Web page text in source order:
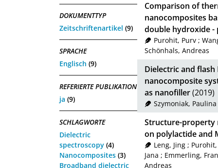
DOKUMENTTYP
Zeitschriftenartikel (9)
SPRACHE
Englisch (9)
REFERIERTE PUBLIKATION
ja (9)
SCHLAGWORTE
Dielectric
spectroscopy (4)
Nanocomposites (3)
Broadband dielectric
Comparison of
nanocomposites
double hydroxide
Purohit, Purv;
Schönhals, Andreas
Dielectric and flash
nanocomposite
as nanofiller(2019)
Szymoniak, Paulina
Structure-property
on polylactide and
Leng, Jing;
Jana ; Emmerling,
Andreas